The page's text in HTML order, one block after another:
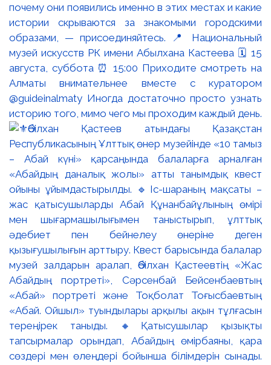
почему они появились именно в этих местах и какие
истории скрываются за знакомыми городскими
образами, — присоединяйтесь. 📍 Национальный
музей искусств РК имени Абылхана Кастеева 🗓 15
августа, суббота ⏰ 15:00 Приходите смотреть на
Алматы внимательнее вместе с куратором
@guideinalmaty Иногда достаточно просто узнать
историю того, мимо чего мы проходим каждый день.